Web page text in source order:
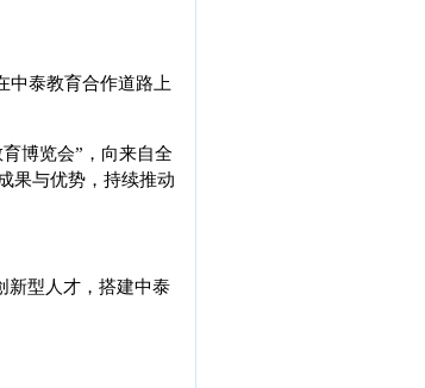
中泰教育合作道路上
博览会”，向来自全
果与优势，持续推动
新型人才，搭建中泰